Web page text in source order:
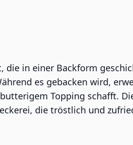
die in einer Backform
es gebacken wird,
Topping schafft.
die tröstlich und